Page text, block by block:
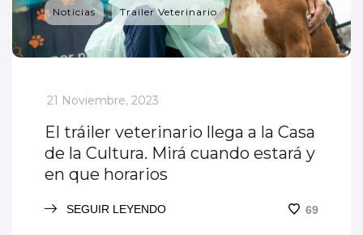
Noticias Trailer Veterinario
_
21 Noviembre, 2023
El tráiler veterinario llega a la Casa
de la Cultura. Mirá cuando estará y
en que horarios
SEGUIR LEYENDO 69